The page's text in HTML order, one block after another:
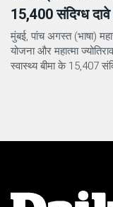
15,400 संदिग्ध
मुंबई, पांच अगस्त (भाषा)
योजना और महात्मा
स्वास्थ्य बीमा के 15,407